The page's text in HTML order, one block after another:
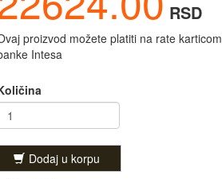
RSD
proizvod možete platiti na rate karticom
Intesa
Dodaj u korpu